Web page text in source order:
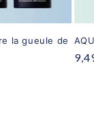
la gueule de